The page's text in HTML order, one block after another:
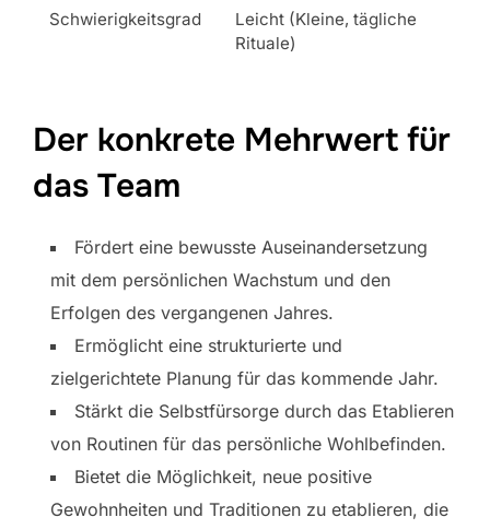
Schwierigkeitsgrad
Leicht (Kleine, tägliche
Rituale)
Der konkrete Mehrwert für
das Team
Fördert eine bewusste Auseinandersetzung
mit dem persönlichen Wachstum und den
Erfolgen des vergangenen Jahres.
Ermöglicht eine strukturierte und
zielgerichtete Planung für das kommende Jahr.
Stärkt die Selbstfürsorge durch das Etablieren
von Routinen für das persönliche Wohlbefinden.
Bietet die Möglichkeit, neue positive
Gewohnheiten und Traditionen zu etablieren, die